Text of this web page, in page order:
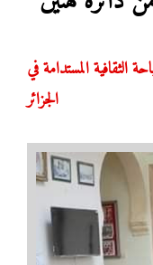
الثقافية المستدامة في
الجزائر